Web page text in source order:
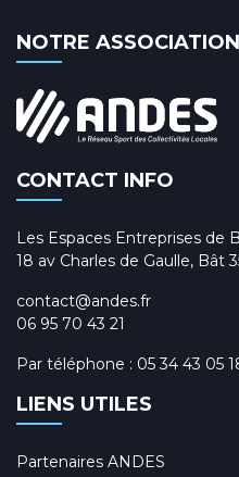
NOTRE ASSOCIATION
CONTACT INFO
Les Espaces Entreprises de
18 av Charles de Gaulle, Bât
contact@andes.fr
06 95 70 43 21
Par téléphone : 05 34 43 05
LIENS UTILES
Partenaires ANDES